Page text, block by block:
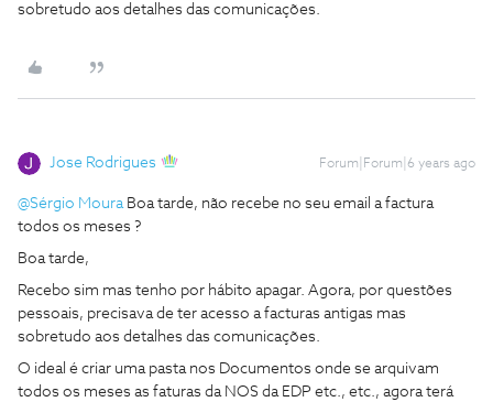
sobretudo aos detalhes das comunicações.
Jose Rodrigues Forum|Forum|6 years ago
@Sérgio MouraBoa tarde, não recebe no seu email a factura
todos os meses ?
Boa tarde,
Recebo sim mas tenho por hábito apagar. Agora, por questões
pessoais, precisava de ter acesso a facturas antigas mas
sobretudo aos detalhes das comunicações.
O ideal é criar uma pasta nos Documentos onde se arquivam
todos os meses as faturas da NOS da EDP etc., etc., agora terá